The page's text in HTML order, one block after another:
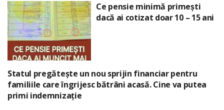
Ce pensie minimă primești
dacă ai cotizat doar 10 – 15 ani
Statul pregătește un nou sprijin financiar pentru
familiile care îngrijesc bătrâni acasă. Cine va putea
primi indemnizație